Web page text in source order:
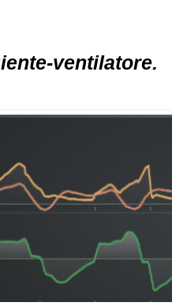
ventilatore.